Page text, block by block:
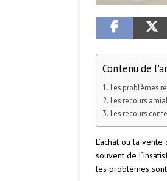
Contenu de
Les problèmes
Les recours
Les recours
L’achat ou la
souvent de
les problèmes